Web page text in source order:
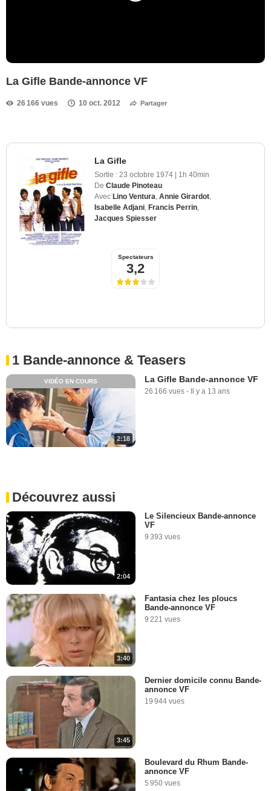
La Gifle Bande-annonce VF
26 166 vues 10 oct. 2012 Partager
La Gifle
Sortie : 23 octobre 1974 | 1h 40min
De Claude Pinoteau
Avec Lino Ventura Annie Girardot
Isabelle Adjani Francis Perrin
Jacques Spiesser
Spectateurs
3,2
1 Bande-annonce & Teasers
2:18
VIDÉO EN COURS La Gifle Bande-annonce VF
26 166 vues - Il y a 13 ans
Découvrez aussi
2:04
Le Silencieux Bande-annonce
VF
9 393 vues
3:40
Fantasia chez les ploucs
Bande-annonce VF
9 221 vues
3:45
Dernier domicile connu Bande-
annonce VF
19 944 vues
Boulevard du Rhum Bande-
annonce VF
5 950 vues